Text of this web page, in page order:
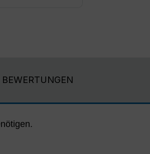
BEWERTUNGEN